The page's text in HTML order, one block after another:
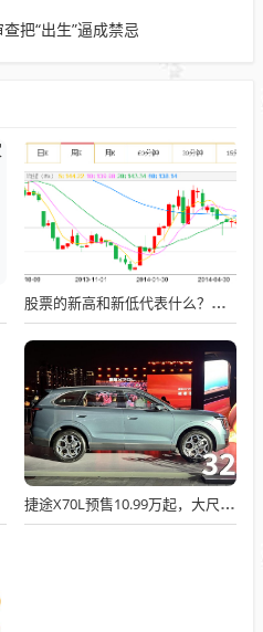
把“出生”逼成禁忌
股票的新高和新低代表什么？写给小白的实战操作指南
捷途X70L预售10.99万起，大尺寸 + 双动力成爆款预定